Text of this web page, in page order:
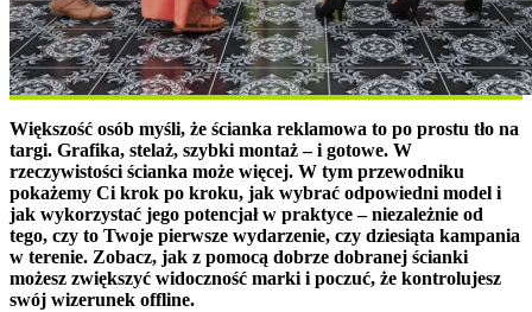
Większość osób myśli, że ścianka reklamowa to po prostu tło na
targi. Grafika, stelaż, szybki montaż – i gotowe. W
rzeczywistości ścianka może więcej. W tym przewodniku
pokażemy Ci krok po kroku, jak wybrać odpowiedni model i
jak wykorzystać jego potencjał w praktyce – niezależnie od
tego, czy to Twoje pierwsze wydarzenie, czy dziesiąta kampania
w terenie. Zobacz, jak z pomocą dobrze dobranej ścianki
możesz zwiększyć widoczność marki i poczuć, że kontrolujesz
swój wizerunek offline.